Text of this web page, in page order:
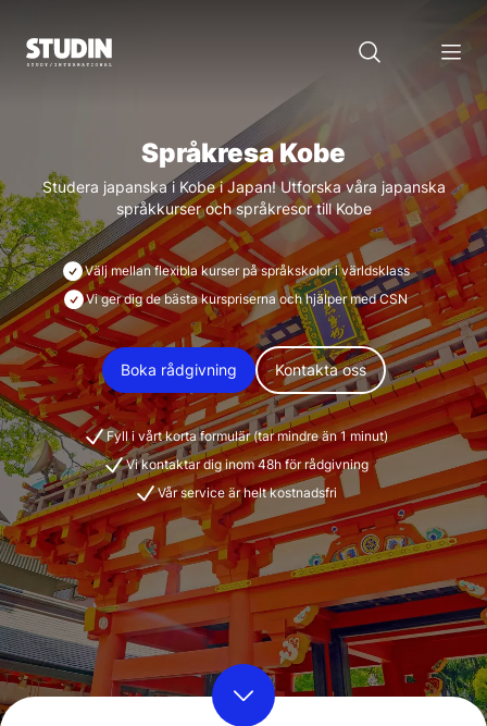
Språkresa Kobe
Studera japanska i Kobe i Japan! Utforska våra japanska
språkkurser och språkresor till Kobe
Välj mellan flexibla kurser på språkskolor i världsklass
Vi ger dig de bästa kurspriserna och hjälper med CSN
Boka rådgivning Kontakta oss
Fyll i vårt korta formulär (tar mindre än 1 minut)
Vi kontaktar dig inom 48h för rådgivning
Vår service är helt kostnadsfri